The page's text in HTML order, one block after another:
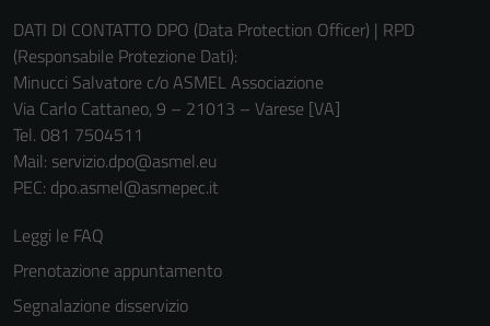
DATI DI CONTATTO DPO (Data Protection Officer) | RPD
(Responsabile Protezione Dati):
Minucci Salvatore c/o ASMEL Associazione
Via Carlo Cattaneo, 9 – 21013 – Varese [VA]
Tel. 081 7504511
Mail: servizio.dpo@asmel.eu
PEC: dpo.asmel@asmepec.it
Leggi le FAQ
Prenotazione appuntamento
Segnalazione disservizio